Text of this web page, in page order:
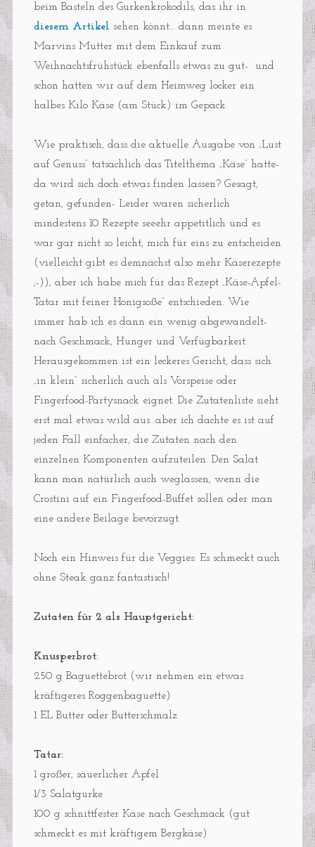
beim Basteln des Gurkenkrokodils, das ihr in
diesem Artikel sehen könnt… dann meinte es
Marvins Mutter mit dem Einkauf zum
Weihnachtsfrühstück ebenfalls etwas zu gut- und
schon hatten wir auf dem Heimweg locker ein
halbes Kilo Käse (am Stück) im Gepäck.
Wie praktisch, dass die aktuelle Ausgabe von „Lust
auf Genuss“ tatsächlich das Titelthema „Käse“ hatte-
da wird sich doch etwas finden lassen? Gesagt,
getan, gefunden- Leider waren sicherlich
mindestens 10 Rezepte seeehr appetitlich und es
war gar nicht so leicht, mich für eins zu entscheiden
(vielleicht gibt es demnächst also mehr Käserezepte
;-)), aber ich habe mich für das Rezept „Käse-Apfel-
Tatar mit feiner Honigsoße“ entschieden. Wie
immer hab ich es dann ein wenig abgewandelt-
nach Geschmack, Hunger und Verfügbarkeit.
Herausgekommen ist ein leckeres Gericht, dass sich
„in klein“ sicherlich auch als Vorspeise oder
Fingerfood-Partysnack eignet. Die Zutatenliste sieht
erst mal etwas wild aus…aber ich dachte es ist auf
jeden Fall einfacher, die Zutaten nach den
einzelnen Komponenten aufzuteilen. Den Salat
kann man natürlich auch weglassen, wenn die
Crostini auf ein Fingerfood-Buffet sollen oder man
eine andere Beilage bevorzugt.
Noch ein Hinweis für die Veggies: Es schmeckt auch
ohne Steak ganz fantastisch!
Zutaten für 2 als Hauptgericht:
Knusperbrot:
250 g Baguettebrot (wir nehmen ein etwas
kräftigeres Roggenbaguette)
1 EL Butter oder Butterschmalz
Tatar:
1 großer, säuerlicher Apfel
1/3 Salatgurke
100 g schnittfester Käse nach Geschmack (gut
schmeckt es mit kräftigem Bergkäse)